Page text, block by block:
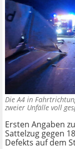
Die A4 in
zweier Unfälle voll
Ersten Angaben
Sattelzug gegen
Defekts auf dem